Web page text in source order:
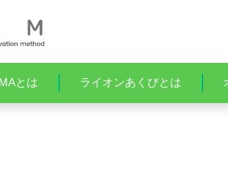
とは ライオンあくびとは